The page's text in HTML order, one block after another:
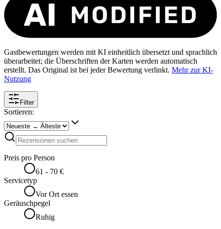
Gastbewertungen werden mit KI einheitlich übersetzt und sprachlich
überarbeitet; die Überschriften der Karten werden automatisch
erstellt. Das Original ist bei jeder Bewertung verlinkt. Mehr zur KI-
Nutzung
Filter
Sortieren:
Preis pro Person
61 - 70 €
Servicetyp
Vor Ort essen
Geräuschpegel
Ruhig